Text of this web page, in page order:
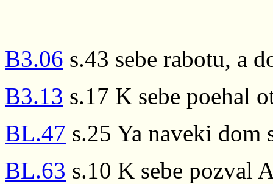
B3.06 s.43 sebe rabotu, a
B3.13 s.17 K sebe poehal
BL.47 s.25 Ya naveki dom
BL.63 s.10 K sebe pozval